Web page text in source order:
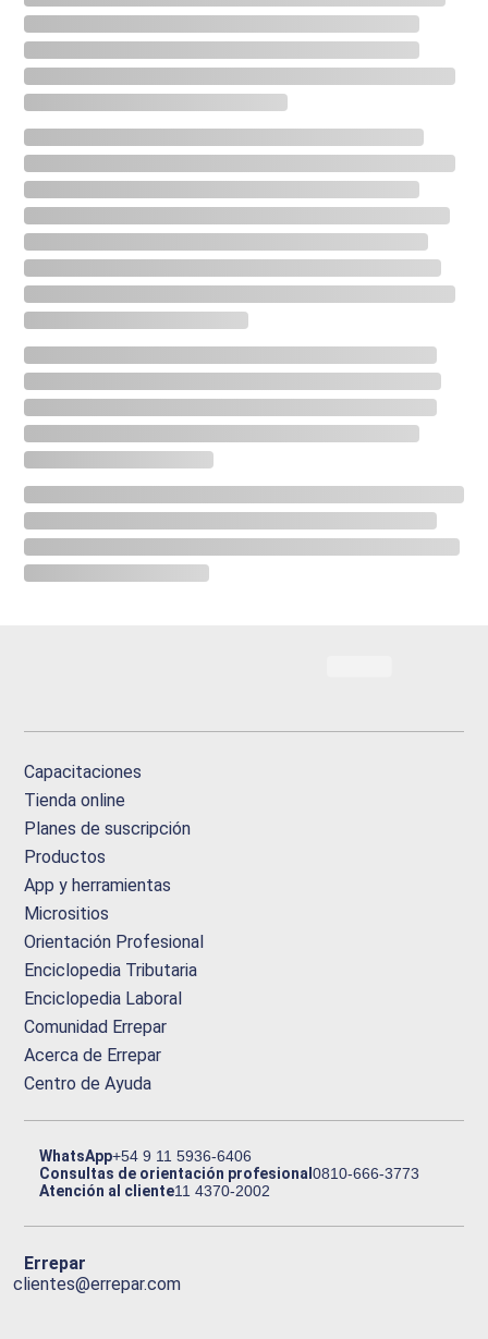
Capacitaciones
Tienda online
Planes de suscripción
Productos
App y herramientas
Micrositios
Orientación Profesional
Enciclopedia Tributaria
Enciclopedia Laboral
Comunidad Errepar
Acerca de Errepar
Centro de Ayuda
WhatsApp+54 9 11 5936-6406
Consultas de orientación profesional0810-666-3773
Atención al cliente11 4370-2002
Errepar
clientes@errepar.com